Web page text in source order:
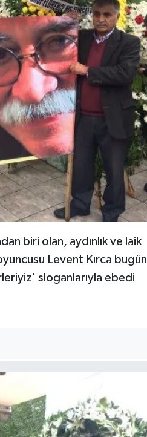
biri olan, aydınlık ve laik
Levent Kırca bugün
sloganlarıyla ebedi